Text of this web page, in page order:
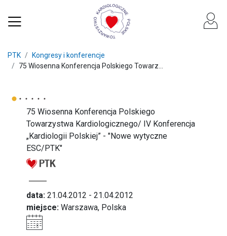
PTK
Kongresy i konferencje
75 Wiosenna Konferencja Polskiego Towarz...
75 Wiosenna Konferencja Polskiego
Towarzystwa Kardiologicznego/ IV Konferencja
„Kardiologii Polskiej” - "Nowe wytyczne
ESC/PTK"
data: 21.04.2012 - 21.04.2012
miejsce: Warszawa, Polska